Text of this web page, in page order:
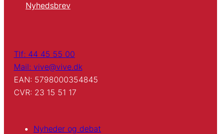
Nyhedsbrev
Tlf: 44 45 55 00
Mail: vive@vive.dk
EAN: 5798000354845
CVR: 23 15 51 17
Nyheder og debat